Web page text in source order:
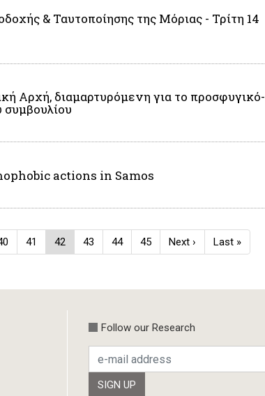
& Ταυτοποίησης της Μόριας - Τρίτη 14
Αρχή, διαμαρτυρόμενη για το προσφυγικό-
actions in Samos
Page
41
Current
page
42 Page
43 Page
44 Page
45
Next
page
Next ›
Last
page
Last »
Follow our Research